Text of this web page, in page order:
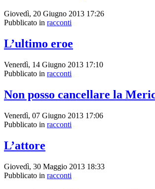
Giovedì, 20 Giugno 2013 17:26
Pubblicato in racconti
L’ultimo eroe
Venerdì, 14 Giugno 2013 17:10
Pubblicato in racconti
Non posso cancellare la
Venerdì, 07 Giugno 2013 17:06
Pubblicato in racconti
L’attore
Giovedì, 30 Maggio 2013 18:33
Pubblicato in racconti